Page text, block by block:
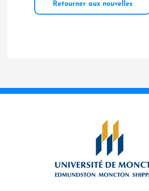
Retourner aux nouvelles